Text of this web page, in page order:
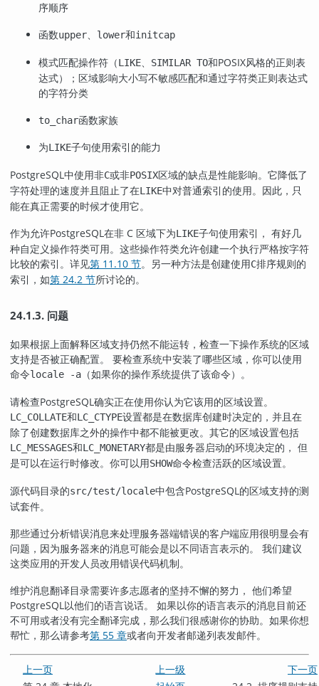
序顺序
函数upper、 lower和initcap
模式匹配操作符（LIKE SIMILAR TO和POSIX风格的正则表
达式）；区域影响大小写不敏感匹配和通过字符类正则表达式
的字符分类
to_char函数家族
为LIKE子句使用索引的能力
PostgreSQL中使用非C或非POSIX区域的缺点是性能影响。它降低了
字符处理的速度并且阻止了在LIKE中对普通索引的使用。因此，只
能在真正需要的时候才使用它。
作为允许PostgreSQL在非 C 区域下为LIKE子句使用索引， 有好几
种自定义操作符类可用。这些操作符类允许创建一个执行严格按字符
比较的索引。详见第 11.10 节。另一种方法是创建使用C排序规则的
索引，如第 24.2 节所讨论的。
24.1.3. 问题
如果根据上面解释区域支持仍然不能运转，检查一下操作系统的区域
支持是否被正确配置。 要检查系统中安装了哪些区域，你可以使用
命令locale -a （如果你的操作系统提供了该命令）。
请检查PostgreSQL确实正在使用你认为它该用的区域设置。
LC_COLLATE和LC_CTYPE设置都是在数据库创建时决定的，并且在
除了创建数据库之外的操作中都不能被更改。其它的区域设置包括
LC_MESSAGES和LC_MONETARY都是由服务器启动的环境决定的， 但
是可以在运行时修改。你可以用SHOW命令检查活跃的区域设置。
源代码目录的src/test/locale中包含PostgreSQL的区域支持的测
试套件。
那些通过分析错误消息来处理服务器端错误的客户端应用很明显会有
问题，因为服务器来的消息可能会是以不同语言表示的。 我们建议
这类应用的开发人员改用错误代码机制。
维护消息翻译目录需要许多志愿者的坚持不懈的努力， 他们希望
PostgreSQL 以他们的语言说话。 如果以你的语言表示的消息目前还
不可用或者没有完全翻译完成，那么我们很感谢你的协助。如果你想
帮忙，那么请参考第 55 章或者向开发者邮递列表发邮件。
上一页 上一级
下一页